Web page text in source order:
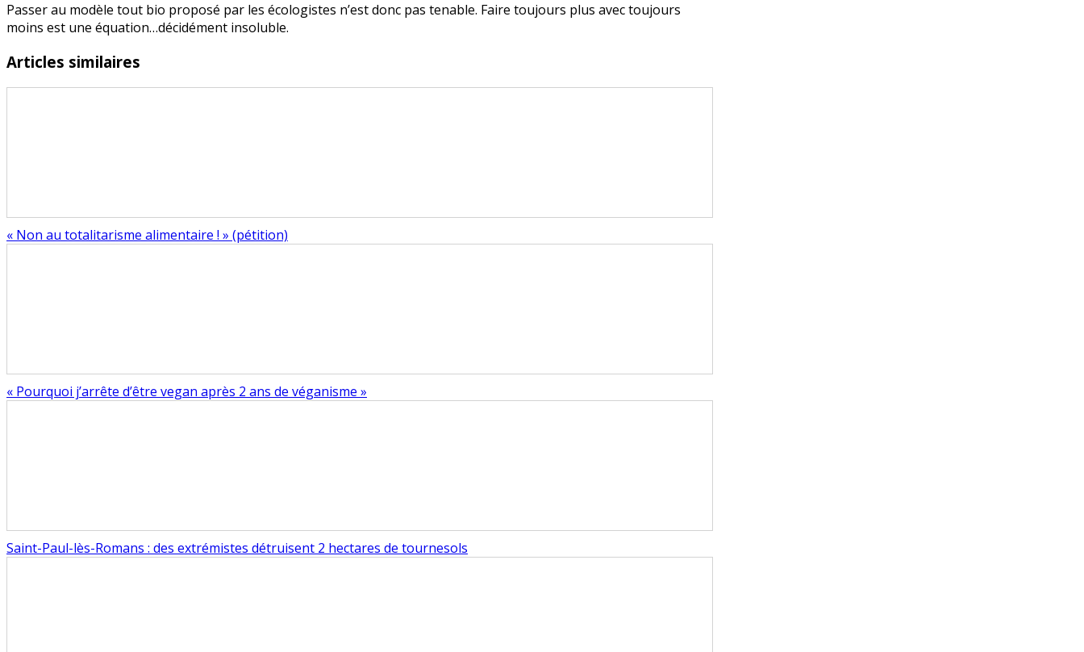
Passer au modèle tout bio proposé par les écologistes n’est donc pas tenable. Faire toujours plus avec toujours
moins est une équation…décidément insoluble.
Articles similaires
« Non au totalitarisme alimentaire ! » (pétition)
« Pourquoi j’arrête d’être vegan après 2 ans de véganisme »
Saint-Paul-lès-Romans : des extrémistes détruisent 2 hectares de tournesols